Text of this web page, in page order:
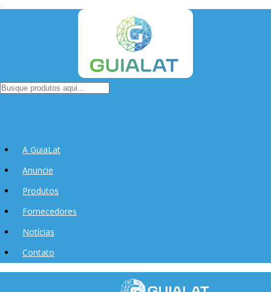
A GuiaLat
Anuncie
Produtos
Fornecedores
Notícias
Contato